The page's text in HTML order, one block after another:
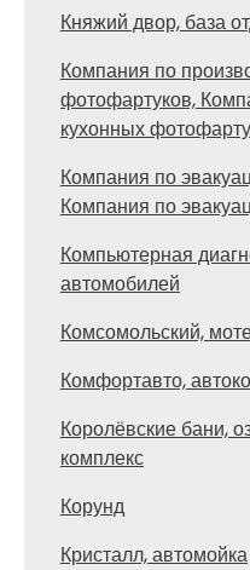
Княжий двор, база
Компания по
фотофартуков,
кухонных
Компания по
Компания по
Компьютерная
автомобилей
Комсомольский,
Комфортавто,
Королёвские бани,
комплекс
Корунд
Кристалл, автомойка